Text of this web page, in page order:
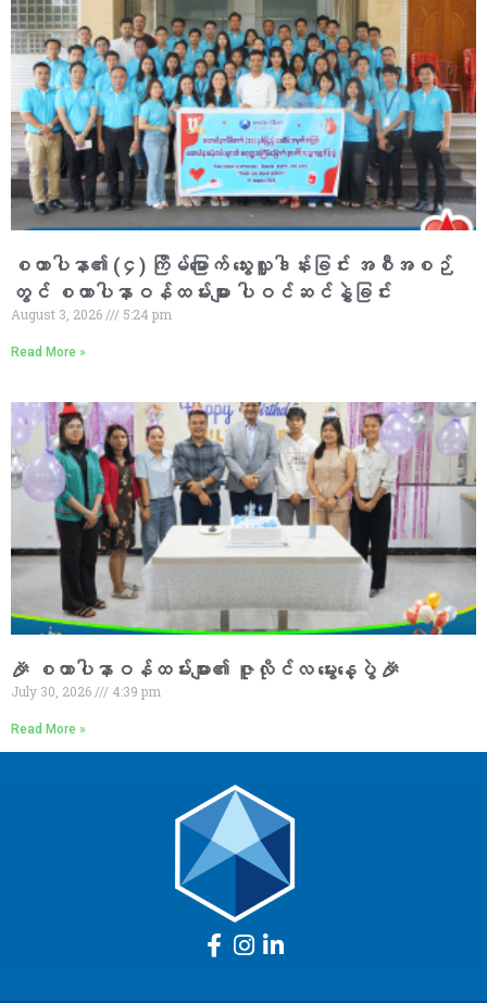
စထာပါနာ၏ (၄) ကြိမ်မြောက် သွေးလှူဒါန်းခြင်း အစီအစဉ်
တွင် စထာပါနာဝန်ထမ်းများ ပါဝင်ဆင်နွှဲခြင်း
August 3, 2026 5:24 pm
Read More »
🎉 စထာပါနာဝန်ထမ်းများ၏ ဇူလိုင်လ မွေးနေ့ပွဲ 🎉
July 30, 2026 4:39 pm
Read More »